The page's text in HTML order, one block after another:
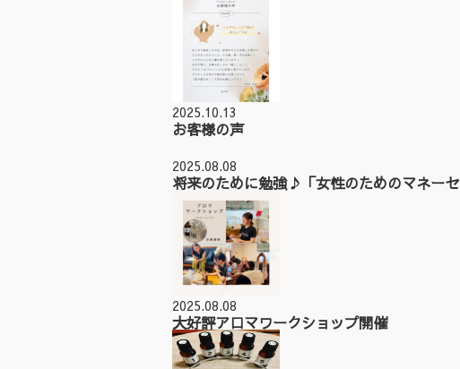
2025.10.13
お客様の声
2025.08.08
将来のために勉強♪「女性のためのマネー
2025.08.08
大好評アロマワークショップ開催